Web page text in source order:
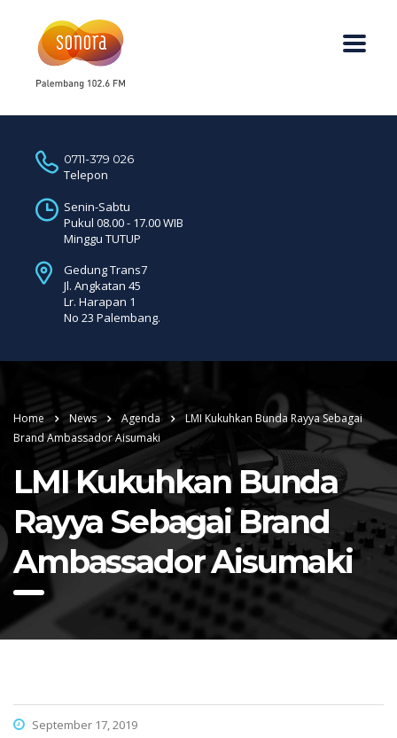
0711-379 026
Telepon
Senin-Sabtu
Pukul 08.00 - 17.00 WIB
Minggu TUTUP
Gedung Trans7
Jl. Angkatan 45
Lr. Harapan 1
No 23 Palembang.
Home News Agenda
LMI Kukuhkan Bunda Rayya Sebagai
Brand Ambassador Aisumaki
LMI Kukuhkan Bunda
Rayya Sebagai Brand
Ambassador Aisumaki
September 17, 2019